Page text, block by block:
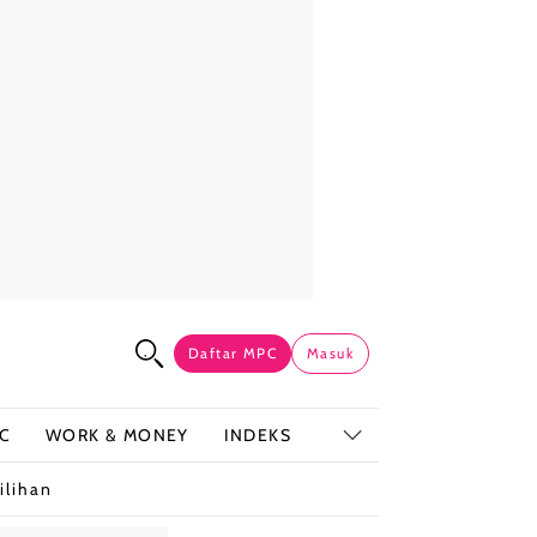
Daftar MPC Masuk
WORK & MONEY INDEKS